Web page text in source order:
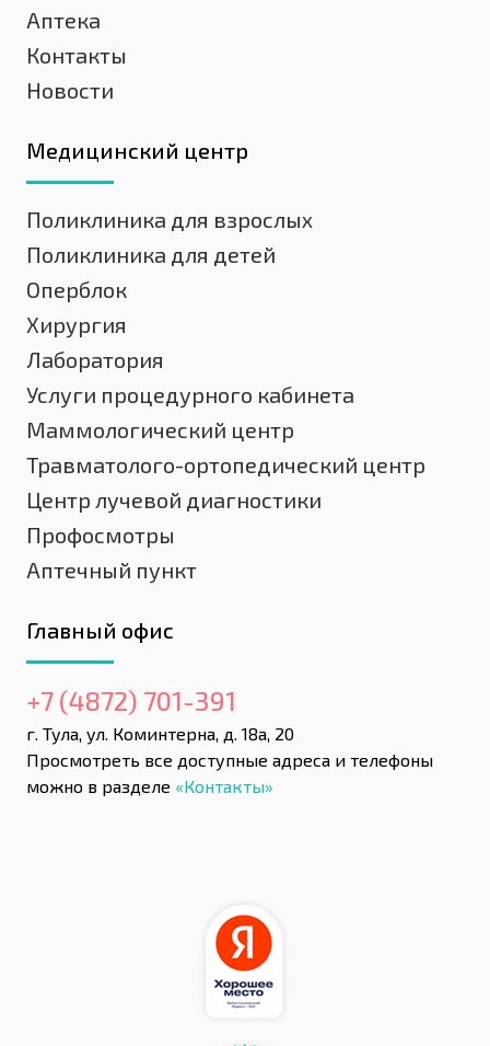
Аптека
Контакты
Новости
Медицинский центр
Поликлиника для взрослых
Поликлиника для детей
Оперблок
Хирургия
Лаборатория
Услуги процедурного кабинета
Маммологический центр
Травматолого-ортопедический центр
Центр лучевой диагностики
Профосмотры
Аптечный пункт
Главный офис
+7 (4872) 701-391
г. Тула, ул. Коминтерна, д. 18а, 20
Просмотреть все доступные адреса и телефоны
можно в разделе «Контакты»